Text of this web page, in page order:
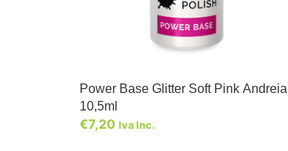
Power Base Glitter Soft Pink Andreia
10,5ml
€7,20 Iva Inc.